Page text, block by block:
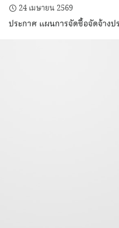
24 เมษายน 2569
ประกาศ แผนการจัดซื้อจัดจ้าง